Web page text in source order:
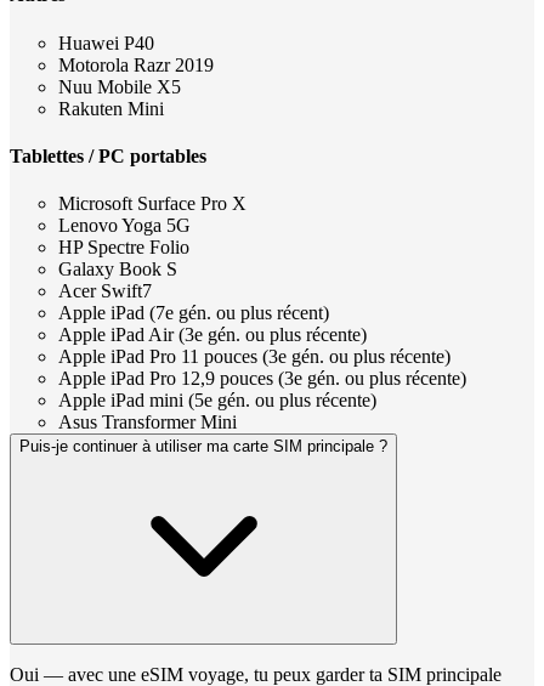
Huawei P40
Motorola Razr 2019
Nuu Mobile X5
Rakuten Mini
Tablettes / PC portables
Microsoft Surface Pro X
Lenovo Yoga 5G
HP Spectre Folio
Galaxy Book S
Acer Swift7
Apple iPad (7e gén. ou plus récent)
Apple iPad Air (3e gén. ou plus récente)
Apple iPad Pro 11 pouces (3e gén. ou plus récente)
Apple iPad Pro 12,9 pouces (3e gén. ou plus récente)
Apple iPad mini (5e gén. ou plus récente)
Asus Transformer Mini
Puis-je continuer à utiliser ma carte SIM principale ?
Oui — avec une eSIM voyage, tu peux garder ta SIM principale